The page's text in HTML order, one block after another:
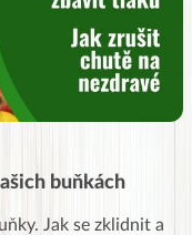
buňkách
Jak se zklidnit a